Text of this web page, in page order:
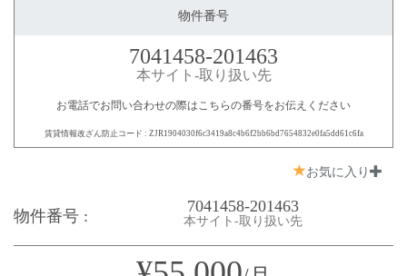
物件番号
7041458-201463
本サイト-取り扱い先
お電話でお問い合わせの際はこちらの番号をお伝えください
賃貸情報改ざん防止コード : ZJR1904030f6c3419a8c4b6f2bb6bd7654832e0fa5dd61c6fa
お気に入り
物件番号 :
7041458-201463
本サイト-取り扱い先